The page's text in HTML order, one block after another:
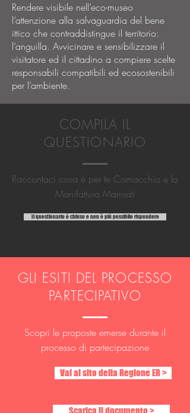
Rendere visibile nell’eco-museo
l’attenzione alla salvaguardia del bene
ittico che contraddistingue il territorio:
l’anguilla. Avvicinare e sensibilizzare il
visitatore ed il cittadino a compiere scelte
responsabili compatibili ed ecosostenibili
per l’ambiente.
COMPILA IL
QUESTIONARIO
Raccontaci cosa è per te Comacchio e la
Manifattura Marinati
Il questionario è chiuso e non è più possibile rispondere
GLI ESITI DEL PROCESSO
PARTECIPATIVO
Scopri le proposte emerse durante il
processo di partecipazione
Vai al sito della Regione ER >
Scarica il documento >